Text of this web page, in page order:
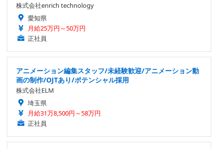
株式会社enrich technology
愛知県
月給25万円～50万円
正社員
アニメーション編集スタッフ/未経験歓迎/アニメーション動
画の制作/OJTあり/ポテンシャル採用
株式会社ELM
埼玉県
月給31万8,500円～58万円
正社員